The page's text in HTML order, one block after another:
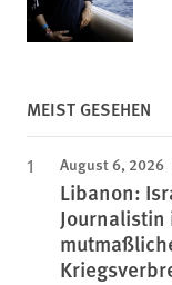
MEIST GESEHEN
August 6, 2026
Libanon:
Journalistin